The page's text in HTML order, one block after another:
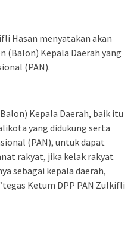
Hasan menyatakan akan
(Balon) Kepala Daerah yang
(PAN).
Kepala Daerah, baik itu
yang didukung serta
(PAN), untuk dapat
rakyat, jika kelak rakyat
sebagai kepala daerah,
Ketum DPP PAN Zulkifli